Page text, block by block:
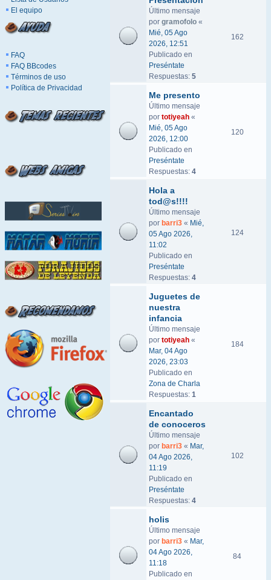
El equipo
FAQ
FAQ BBcodes
Términos de uso
Política de Privacidad
Último mensaje
por gramofolo «
Mié, 05 Ago
2026, 12:51
Publicado en
Preséntate
Respuestas: 5
162
Me presento
Último mensaje
por totiyeah «
Mié, 05 Ago
2026, 12:00
Publicado en
Preséntate
Respuestas: 4
120
Hola a
tod@s!!!!
Último mensaje
por barri3 « Mié,
05 Ago 2026,
11:02
Publicado en
Preséntate
Respuestas: 4
124
Juguetes de
nuestra
infancia
Último mensaje
por totiyeah «
Mar, 04 Ago
2026, 23:03
Publicado en
Zona de Charla
Respuestas: 1
184
Encantado
de conoceros
Último mensaje
por barri3 « Mar,
04 Ago 2026,
11:19
Publicado en
Preséntate
Respuestas: 4
102
holis
Último mensaje
por barri3 « Mar,
04 Ago 2026,
11:18
Publicado en
84